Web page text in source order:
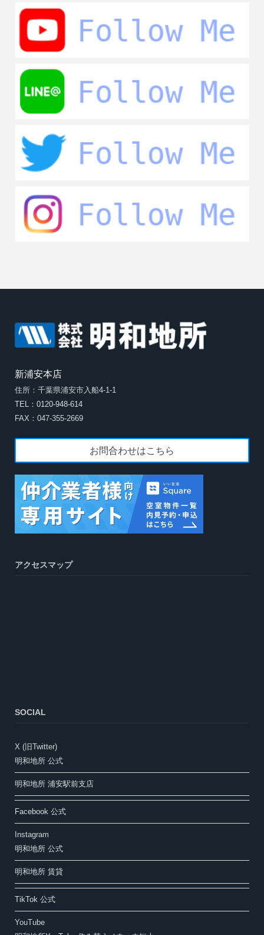
新浦安本店
住所：千葉県浦安市入船4-1-1
TEL：0120-948-614
FAX：047-355-2669
お問合わせはこちら
アクセスマップ
SOCIAL
X (旧Twitter)
明和地所 公式
明和地所 浦安駅前支店
Facebook 公式
Instagram
明和地所 公式
明和地所 賃貸
TikTok 公式
YouTube